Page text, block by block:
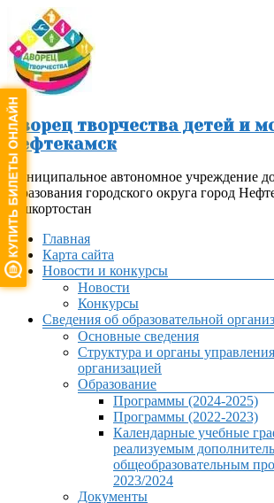
Перейти
содержимому
Дворец творчества детей и
Нефтекамск
Муниципальное автономное учреждение
образования городского округа город
Башкортостан
МенюГлавная
Карта сайта
Новости и конкурсы
Новости
Конкурсы
Сведения об образовательной
Основные сведения
Структура и органы
организацией
Образование
Программы (2024-2025)
Программы (2022-2023)
Календарные учебные
реализуемым
общеобразовательным
2023/2024
Документы